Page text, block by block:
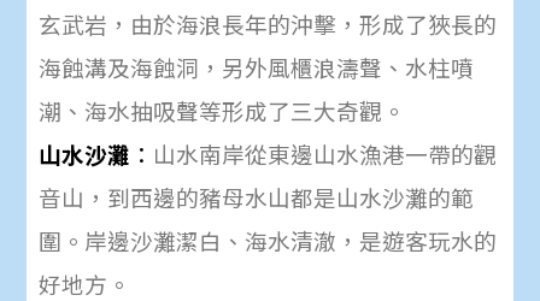
玄武岩，由於海浪長年的沖擊，形成了狹長的
海蝕溝及海蝕洞，另外風櫃浪濤聲、水柱噴
潮、海水抽吸聲等形成了三大奇觀。
山水沙灘 ： 山水南岸從東邊山水漁港一帶的觀
音山，到西邊的豬母水山都是山水沙灘的範
圍。岸邊沙灘潔白、海水清澈，是遊客玩水的
好地方。